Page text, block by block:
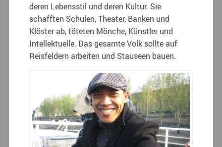
deren Lebensstil und deren Kultur. Sie
schafften Schulen, Theater, Banken und
Klöster ab, töteten Mönche, Künstler und
Intellektuelle. Das gesamte Volk sollte auf
Reisfeldern arbeiten und Stauseen bauen.